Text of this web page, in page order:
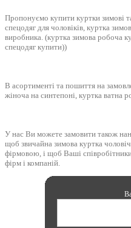
Пропонуємо купити куртки зимові
спецодяг для чоловіків, куртка
виробника. (куртка зимова робоча
спецодяг купити))
В асортименті та пошиття на
жіноча на синтепоні, куртка ватна
У нас Ви можете замовити також
щоб звичайна зимова куртка
фірмовою, і щоб Ваші співробітники
фірм і компаній.